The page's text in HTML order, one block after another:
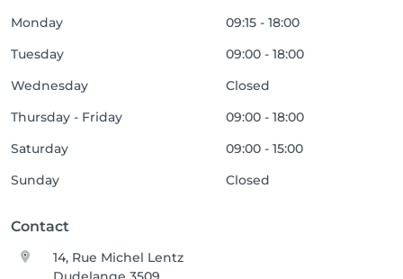
Monday
09:15 - 18:00
Tuesday
09:00 - 18:00
Wednesday
Closed
Thursday - Friday
09:00 - 18:00
Saturday
09:00 - 15:00
Sunday
Closed
Contact
14, Rue Michel Lentz